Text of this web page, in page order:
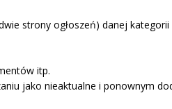
strony ogłoszeń) danej
itp.
jako nieaktualne i ponownym